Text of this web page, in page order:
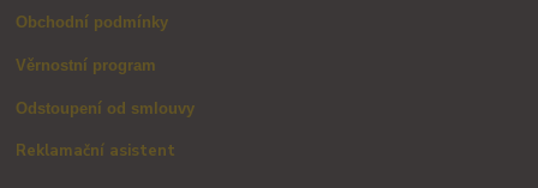
Obchodní podmínky
Věrnostní program
Odstoupení od smlouvy
Reklamační asistent